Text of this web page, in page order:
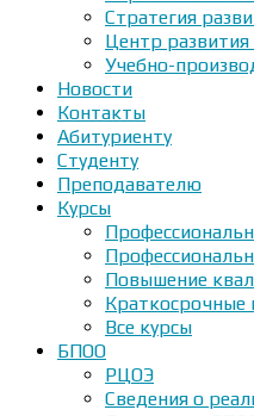
Стратегия
Центр
Учебно-
Новости
Контакты
Абитуриенту
Студенту
Преподавателю
Курсы
Повышение
Все курсы
БПОО
РЦОЭ
Сведения о